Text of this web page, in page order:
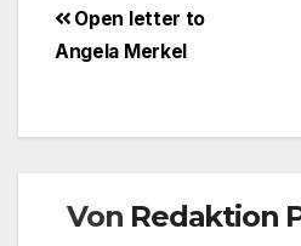
Open letter to
Angela Merkel
Von Redaktion